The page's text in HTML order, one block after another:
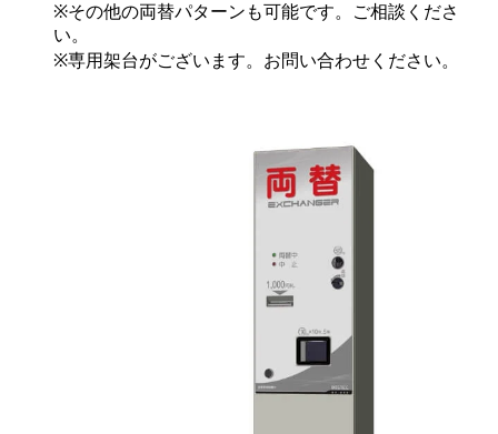
※その他の両替パターンも可能です。ご相談くださ
い。
※専用架台がございます。お問い合わせください。